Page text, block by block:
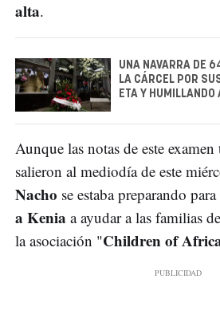
alta.
UNA NAVARRA DE
LA CÁRCEL POR
ETA Y
Aunque las notas de este
salieron al mediodía de este
Nacho se estaba preparando
a Kenia a ayudar a las familias
la asociación "Children of